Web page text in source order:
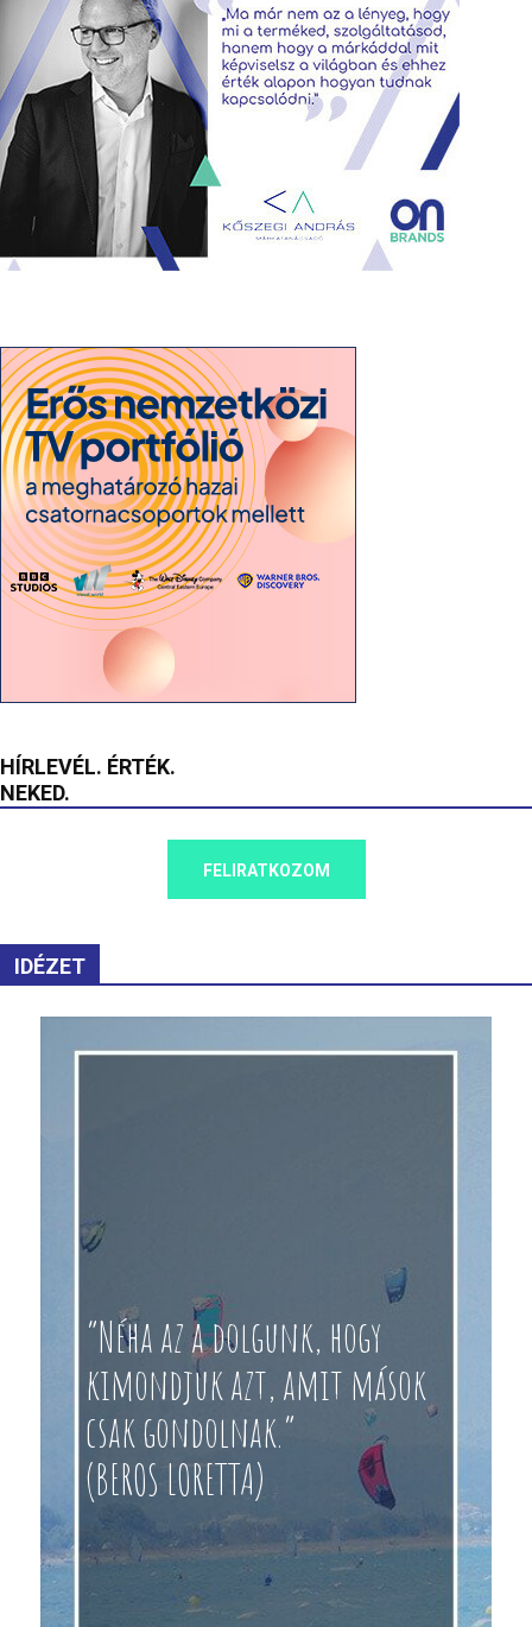
HÍRLEVÉL. ÉRTÉK.
NEKED.
FELIRATKOZOM
IDÉZET
“Néha az a dolgunk, hogy
kimondjuk azt, amit mások
csak gondolnak.”
(BEROS LORETTA)